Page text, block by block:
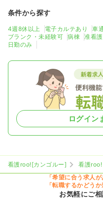
条件から探す
4週8休以上 電子カルテあり
車
ブランク・未経験可
病棟 准看
日勤のみ
ログイン
看護roo![カンゴルー] 看護roo!
「希望に合う求人
「転職するかどう
お気軽にご